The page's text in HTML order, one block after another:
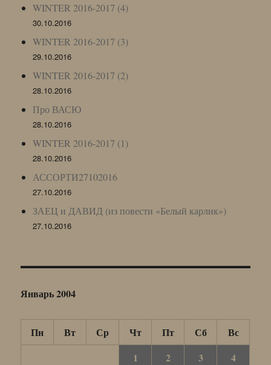
WINTER 2016-2017 (4)
30.10.2016
WINTER 2016-2017 (3)
29.10.2016
WINTER 2016-2017 (2)
28.10.2016
Про ВАСЮ
28.10.2016
WINTER 2016-2017 (1)
28.10.2016
АССОРТИ27102016
27.10.2016
ЗАЕЦ и ДАВИД (из повести «Белый карлик»)
27.10.2016
Январь 2004
Пн Вт Ср Чт Пт Сб
Вс
1
2 3
4